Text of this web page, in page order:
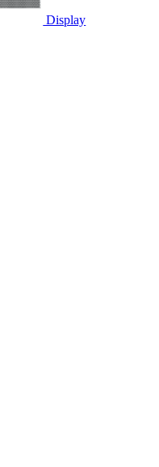
Display